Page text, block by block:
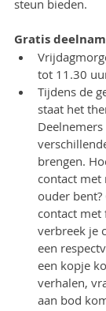
steun bieden.
Gratis
tot 11.30
Tijdens de
staat het
brengen.
contact met
ouder
contact met
verbreek je
een
een kopje
verhalen,
aan bod